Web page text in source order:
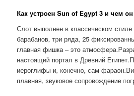
Как устроен Sun of Egypt 3 и чем он
Слот выполнен в классическом
барабанов, три ряда, 25
главная фишка – это
настоящий портал в Древний
иероглифы и, конечно, сам
плавная, звуковое сопровождение